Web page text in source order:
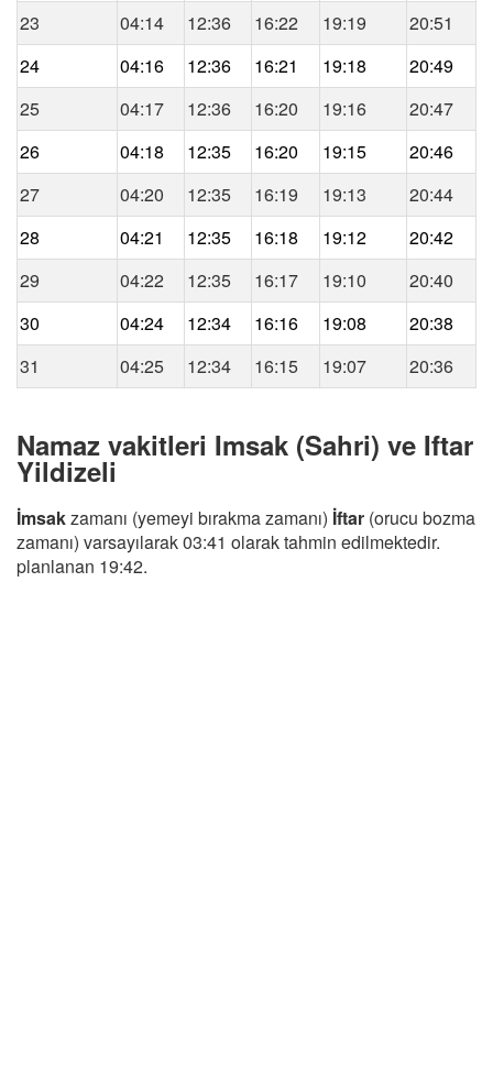
23 04:14 12:36 16:22 19:19
20:51
24
04:16 12:36 16:21 19:18
20:49
25
04:17 12:36 16:20 19:16
20:47
26
04:18 12:35 16:20 19:15
20:46
27
04:20 12:35 16:19 19:13
20:44
28
04:21 12:35 16:18 19:12
20:42
29
04:22 12:35 16:17 19:10
20:40
30
04:24 12:34 16:16 19:08
20:38
31
04:25 12:34 16:15 19:07 20:36
Namaz vakitleri Imsak (Sahri) ve Iftar
Yildizeli
İmsakzamanı (yemeyi bırakma zamanı) İftar (orucu bozma
zamanı) varsayılarak 03:41 olarak tahmin edilmektedir.
planlanan 19:42.